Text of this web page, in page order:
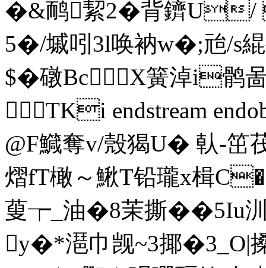
�&鸸絜2�背鑇U
5�/墄吲3l唤衲w�;兘/s
$�礅BcX簧淖i鹘
 TKi endstream
@F鱵奪v/殼猲U� 倝-笜
熠fT橄～鰍T铅瓏x楫
蓃┮_油�8茉撕��5I u
y�*潖巾觊~3揶�3_O|